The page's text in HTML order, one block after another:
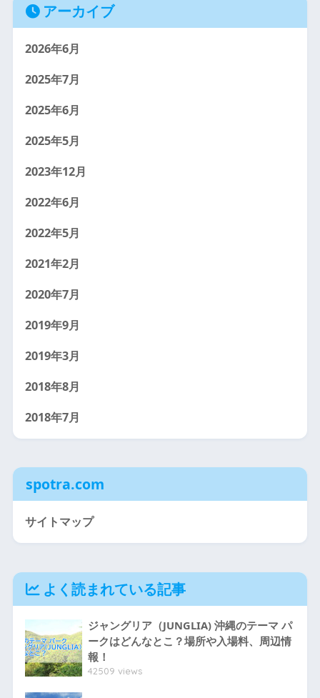
アーカイブ
2026年6月
2025年7月
2025年6月
2025年5月
2023年12月
2022年6月
2022年5月
2021年2月
2020年7月
2019年9月
2019年3月
2018年8月
2018年7月
spotra.com
サイトマップ
よく読まれている記事
ジャングリア（JUNGLIA) 沖縄のテーマ パ
ークはどんなとこ？場所や入場料、周辺情
報！
42509 views